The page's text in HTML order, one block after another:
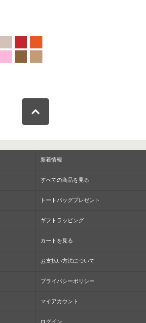
新着情報
すべての商品を見る
トートバッグプレゼント
ギフトラッピング
カートを見る
お支払い方法について
プライバシーポリシー
マイアカウント
ログイン